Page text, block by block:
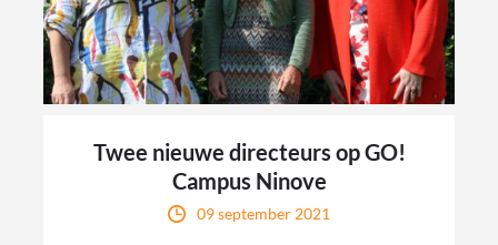
Twee nieuwe directeurs op GO!
Campus Ninove
09 september 2021